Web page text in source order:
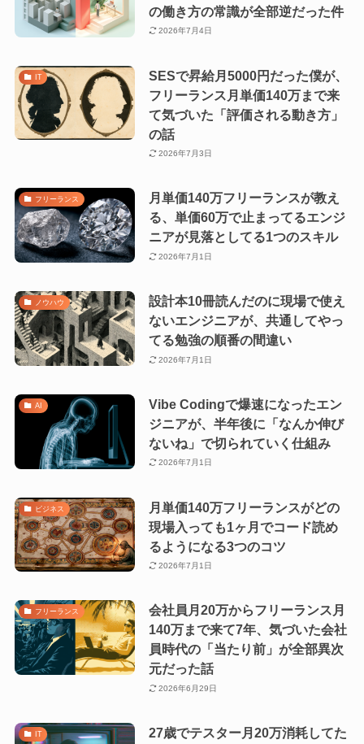
の働き方の常識が全部逆だった件
2026年7月4日
IT
SESで昇給月5000円だった僕が、
フリーランス月単価140万まで来
て気づいた「評価される動き方」
の話
2026年7月3日
フリーランス
月単価140万フリーランスが教え
る、単価60万で止まってるエンジ
ニアが見落としてる1つのスキル
2026年7月1日
ノウハウ
設計本10冊読んだのに現場で使え
ないエンジニアが、共通してやっ
てる勉強の順番の間違い
2026年7月1日
AI
Vibe Codingで爆速になったエン
ジニアが、半年後に「なんか伸び
ないね」で切られていく仕組み
2026年7月1日
ビジネス
月単価140万フリーランスがどの
現場入っても1ヶ月でコード読め
るようになる3つのコツ
2026年7月1日
フリーランス
会社員月20万からフリーランス月
140万まで来て7年、気づいた会社
員時代の「当たり前」が全部異次
元だった話
2026年6月29日
IT
27歳でテスター月20万消耗してた